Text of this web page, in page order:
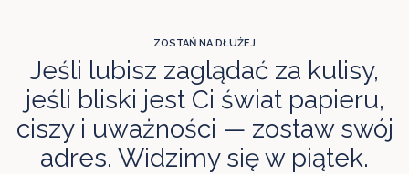
ZOSTAŃ NA DŁUŻEJ
Jeśli lubisz zaglądać za kulisy,
jeśli bliski jest Ci świat papieru,
ciszy i uważności — zostaw swój
adres. Widzimy się w piątek.